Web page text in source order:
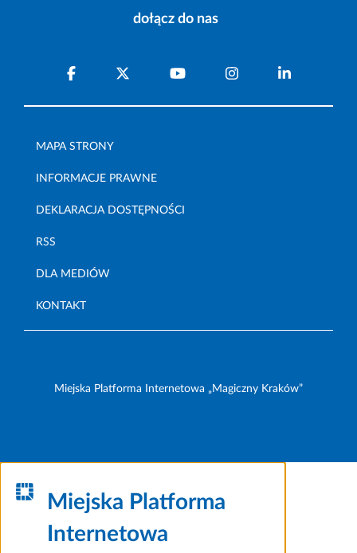
dołącz do nas
MAPA STRONY
INFORMACJE PRAWNE
DEKLARACJA DOSTĘPNOŚCI
RSS
DLA MEDIÓW
KONTAKT
Miejska Platforma Internetowa „Magiczny Kraków”
Miejska Platforma
Internetowa